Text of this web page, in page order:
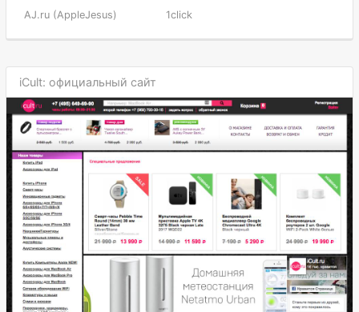
AJ.ru (AppleJesus) 1click
iCult: официальный сайт